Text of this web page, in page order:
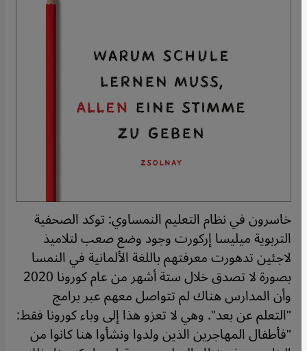
خاسرون في نظام التعليم النمساوي: توكد الصحفية
التربوية ميليسا إركورت وجود وضع صعب لتلاميذ
لاجئين تدهورت معرفتهم باللغة الألمانية في النمسا
بصورة لا تصدق خلال ستة أشهر من عام كورونا 2020
وأن المدارس هناك لم تتواصل معهم عبر برامج
"التعلم عن بعد". وهي لا تعزو هذا إلى وباء كورونا فقط:
"فأطفال المهاجرين الذين ولدوا ونشأوا هنا كانوا من